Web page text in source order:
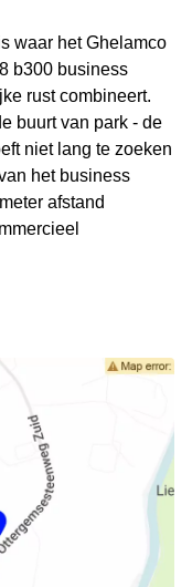
waar het Ghelamco
b300 business
rust combineert.
buurt van park - de
niet lang te zoeken
het business
afstand